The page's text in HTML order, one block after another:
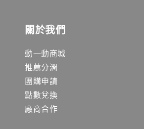
關於我們
動一動商城
推薦分潤
團購申請
點數兌換
廠商合作